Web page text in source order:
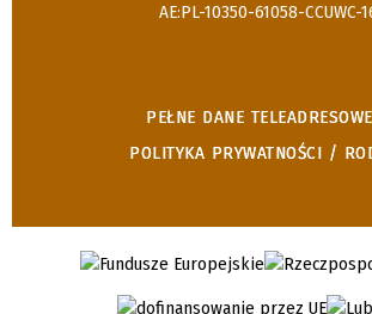
AE:PL-10350-61058-CCUWC-
PEŁNE DANE
POLITYKA PRYWATNOŚCI /